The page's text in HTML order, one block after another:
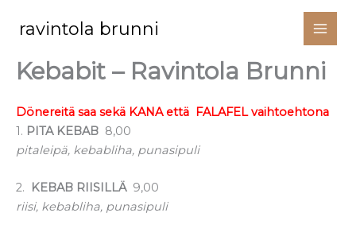
sisältöön
ravintola brunni
Kebabit – Ravintola Brunni
Dönereitä saa sekä KANA että FALAFEL vaihtoehtona
1. PITA KEBAB 8,00
pitaleipä, kebabliha, punasipuli
2. KEBAB RIISILLÄ9,00
riisi, kebabliha, punasipuli